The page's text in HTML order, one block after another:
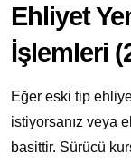
Ehliyet
İşlemleri
Eğer eski tip
istiyorsanız veya
basittir. Sürücü